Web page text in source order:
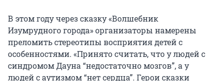
В этом году через сказку «Волшебник
Изумрудного города» организаторы намерены
преломить стереотипы восприятия детей с
особенностями. «Принято считать, что у людей с
синдромом Дауна “недостаточно мозгов”, а у
людей с аутизмом “нет сердца”. Герои сказки